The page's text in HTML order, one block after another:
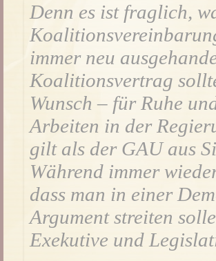
Denn es ist fraglich,
immer neu
Koalitionsvertrag
Wunsch – für Ruhe
Arbeiten in der
gilt als der GAU aus
Während immer
dass man in einer
Argument streiten
Exekutive und